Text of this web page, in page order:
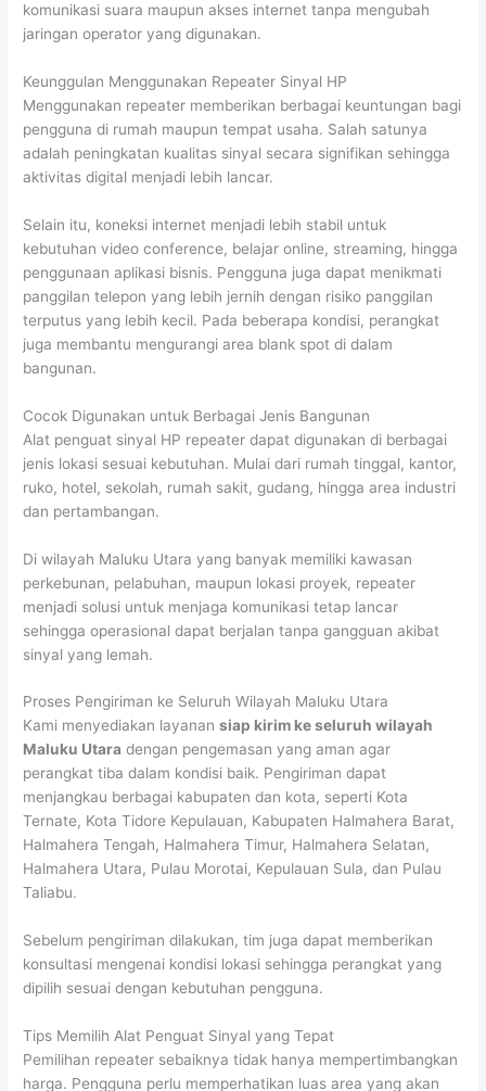
komunikasi suara maupun akses internet tanpa mengubah
jaringan operator yang digunakan.
Keunggulan Menggunakan Repeater Sinyal HP
Menggunakan repeater memberikan berbagai keuntungan bagi
pengguna di rumah maupun tempat usaha. Salah satunya
adalah peningkatan kualitas sinyal secara signifikan sehingga
aktivitas digital menjadi lebih lancar.
Selain itu, koneksi internet menjadi lebih stabil untuk
kebutuhan video conference, belajar online, streaming, hingga
penggunaan aplikasi bisnis. Pengguna juga dapat menikmati
panggilan telepon yang lebih jernih dengan risiko panggilan
terputus yang lebih kecil. Pada beberapa kondisi, perangkat
juga membantu mengurangi area blank spot di dalam
bangunan.
Cocok Digunakan untuk Berbagai Jenis Bangunan
Alat penguat sinyal HP repeater dapat digunakan di berbagai
jenis lokasi sesuai kebutuhan. Mulai dari rumah tinggal, kantor,
ruko, hotel, sekolah, rumah sakit, gudang, hingga area industri
dan pertambangan.
Di wilayah Maluku Utara yang banyak memiliki kawasan
perkebunan, pelabuhan, maupun lokasi proyek, repeater
menjadi solusi untuk menjaga komunikasi tetap lancar
sehingga operasional dapat berjalan tanpa gangguan akibat
sinyal yang lemah.
Proses Pengiriman ke Seluruh Wilayah Maluku Utara
Kami menyediakan layanansiap kirim ke seluruh wilayah
Maluku Utara dengan pengemasan yang aman agar
perangkat tiba dalam kondisi baik. Pengiriman dapat
menjangkau berbagai kabupaten dan kota, seperti Kota
Ternate, Kota Tidore Kepulauan, Kabupaten Halmahera Barat,
Halmahera Tengah, Halmahera Timur, Halmahera Selatan,
Halmahera Utara, Pulau Morotai, Kepulauan Sula, dan Pulau
Taliabu.
Sebelum pengiriman dilakukan, tim juga dapat memberikan
konsultasi mengenai kondisi lokasi sehingga perangkat yang
dipilih sesuai dengan kebutuhan pengguna.
Tips Memilih Alat Penguat Sinyal yang Tepat
Pemilihan repeater sebaiknya tidak hanya mempertimbangkan
harga. Pengguna perlu memperhatikan luas area yang akan